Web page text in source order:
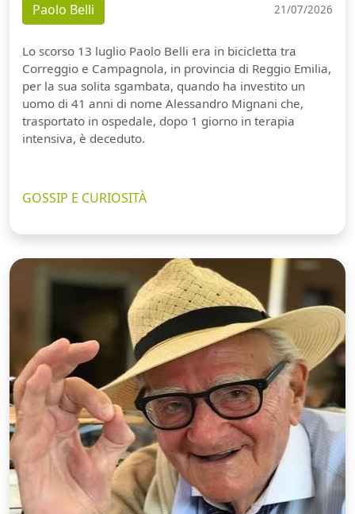
Paolo Belli 21/07/2026
Lo scorso 13 luglio Paolo Belli era in bicicletta tra
Correggio e Campagnola, in provincia di Reggio Emilia,
per la sua solita sgambata, quando ha investito un
uomo di 41 anni di nome Alessandro Mignani che,
trasportato in ospedale, dopo 1 giorno in terapia
intensiva, è deceduto.
GOSSIP E CURIOSITÀ